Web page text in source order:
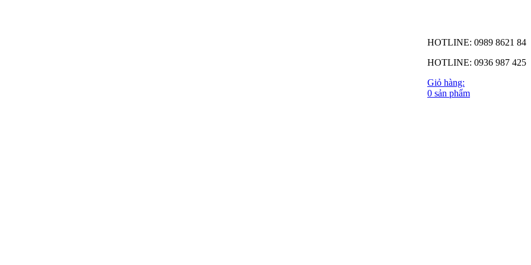
HOTLINE: 0989 8621 84
HOTLINE: 0936 987 425
Giỏ hàng:
0 sản phẩm